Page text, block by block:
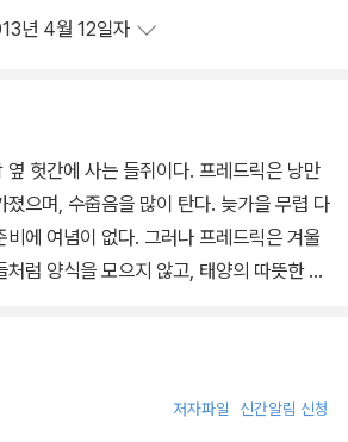
딱 사계절.˝
년 4월 12일자
옆 헛간에 사는 들쥐이다. 프레드릭은 낭만
졌으며, 수줍음을 많이 탄다. 늦가을 무렵 다
에 여념이 없다. 그러나 프레드릭은 겨울
럼 양식을 모으지 않고, 태양의 따뜻한 온
차 잃어버린다. 그때 시인 프레드릭은 가을
꺼내 다른 들쥐들에게 나누어 준다. 쥐들은
저자파일 신간알림 신청